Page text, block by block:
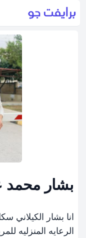
بشار محمد
انا بشار الكيلاني
الرعايه المنزليه